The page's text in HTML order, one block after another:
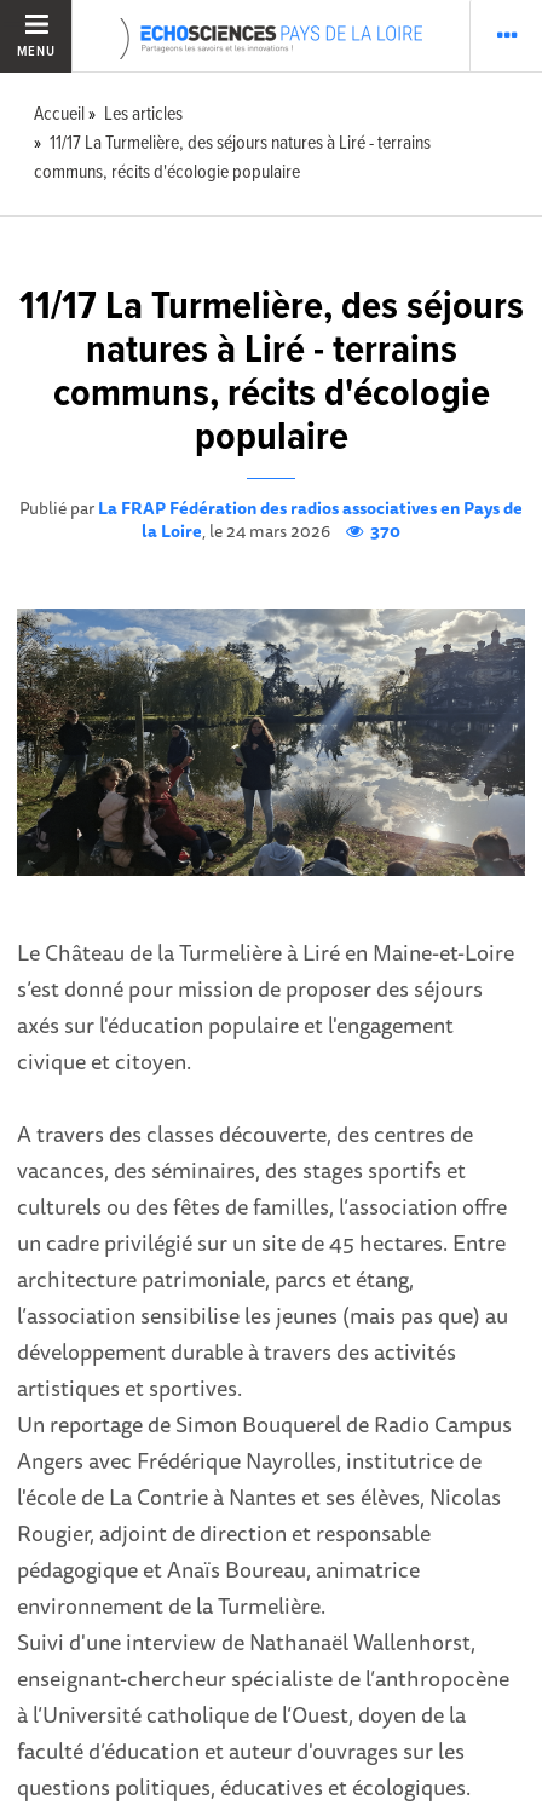
MENU
Accueil
Les articles
11/17 La Turmelière, des séjours natures à Liré - terrains
communs, récits d'écologie populaire
11/17 La Turmelière, des séjours
natures à Liré - terrains
communs, récits d'écologie
populaire
Publié parLa FRAP Fédération des radios associatives en Pays de
la Loire, le 24 mars 2026 370
Le Château de la Turmelière à Liré en Maine-et-Loire
s’est donné pour mission de proposer des séjours
axés sur l'éducation populaire et l'engagement
civique et citoyen.
A travers des classes découverte, des centres de
vacances, des séminaires, des stages sportifs et
culturels ou des fêtes de familles, l’association offre
un cadre privilégié sur un site de 45 hectares. Entre
architecture patrimoniale, parcs et étang,
l’association sensibilise les jeunes (mais pas que) au
développement durable à travers des activités
artistiques et sportives.
Un reportage de Simon Bouquerel de Radio Campus
Angers avec Frédérique Nayrolles, institutrice de
l'école de La Contrie à Nantes et ses élèves, Nicolas
Rougier, adjoint de direction et responsable
pédagogique et Anaïs Boureau, animatrice
environnement de la Turmelière.
Suivi d'une interview de Nathanaël Wallenhorst,
enseignant-chercheur spécialiste de l’anthropocène
à l’Université catholique de l’Ouest, doyen de la
faculté d’éducation et auteur d'ouvrages sur les
questions politiques, éducatives et écologiques.